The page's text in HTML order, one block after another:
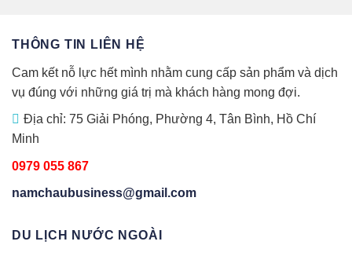
THÔNG TIN LIÊN HỆ
Cam kết nỗ lực hết mình nhằm cung cấp sản phẩm và dịch
vụ đúng với những giá trị mà khách hàng mong đợi.
Địa chỉ: 75 Giải Phóng, Phường 4, Tân Bình, Hồ Chí
Minh
0979 055 867
namchaubusiness@gmail.com
DU LỊCH NƯỚC NGOÀI